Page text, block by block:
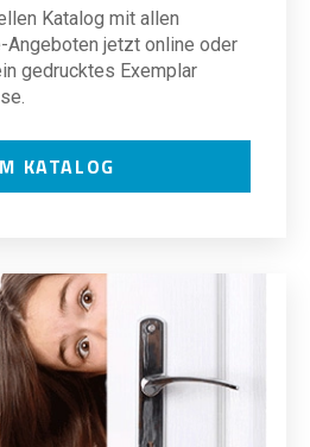
Katalog mit allen
jetzt online oder
gedrucktes Exemplar
KATALOG